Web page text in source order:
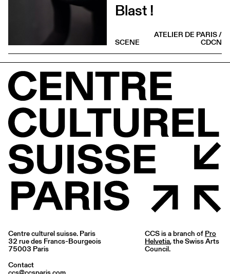
Blast !
ATELIER DE PARIS /
CDCN
SCENE
Centre culturel suisse. Paris
32 rue des Francs-Bourgeois
75003 Paris
Contact
CCS is a branch of Pro
Helvetia, the Swiss Arts
Council.